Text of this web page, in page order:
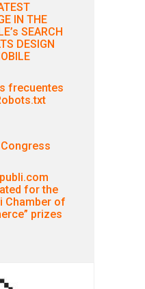
IN THE
SEARCH
DESIGN
frecuentes
for the
Chamber of
prizes